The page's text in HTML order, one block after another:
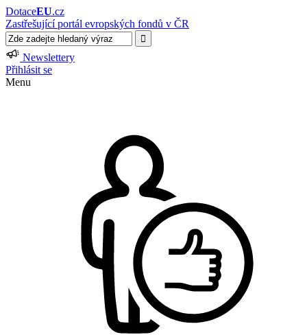
DotaceEU.cz
Zastřešující portál evropských fondů v ČR
Newslettery
Přihlásit se
Menu